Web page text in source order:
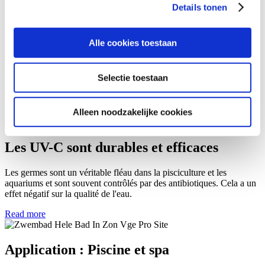
en om ons websiteverkeer te analyseren. Ook delen we
informatie die u aan ze heeft verstrekt of die ze hebben
verzameld op basis van uw gebruik van hun services.
Details tonen
Alle cookies toestaan
Selectie toestaan
Alleen noodzakelijke cookies
Une unité de contrôle pour chaque système VGE Pro UV-C
Les UV-C sont durables et efficaces
Les germes sont un véritable fléau dans la pisciculture et les
aquariums et sont souvent contrôlés par des antibiotiques. Cela a un
effet négatif sur la qualité de l'eau.
Read more
Application : Piscine et spa